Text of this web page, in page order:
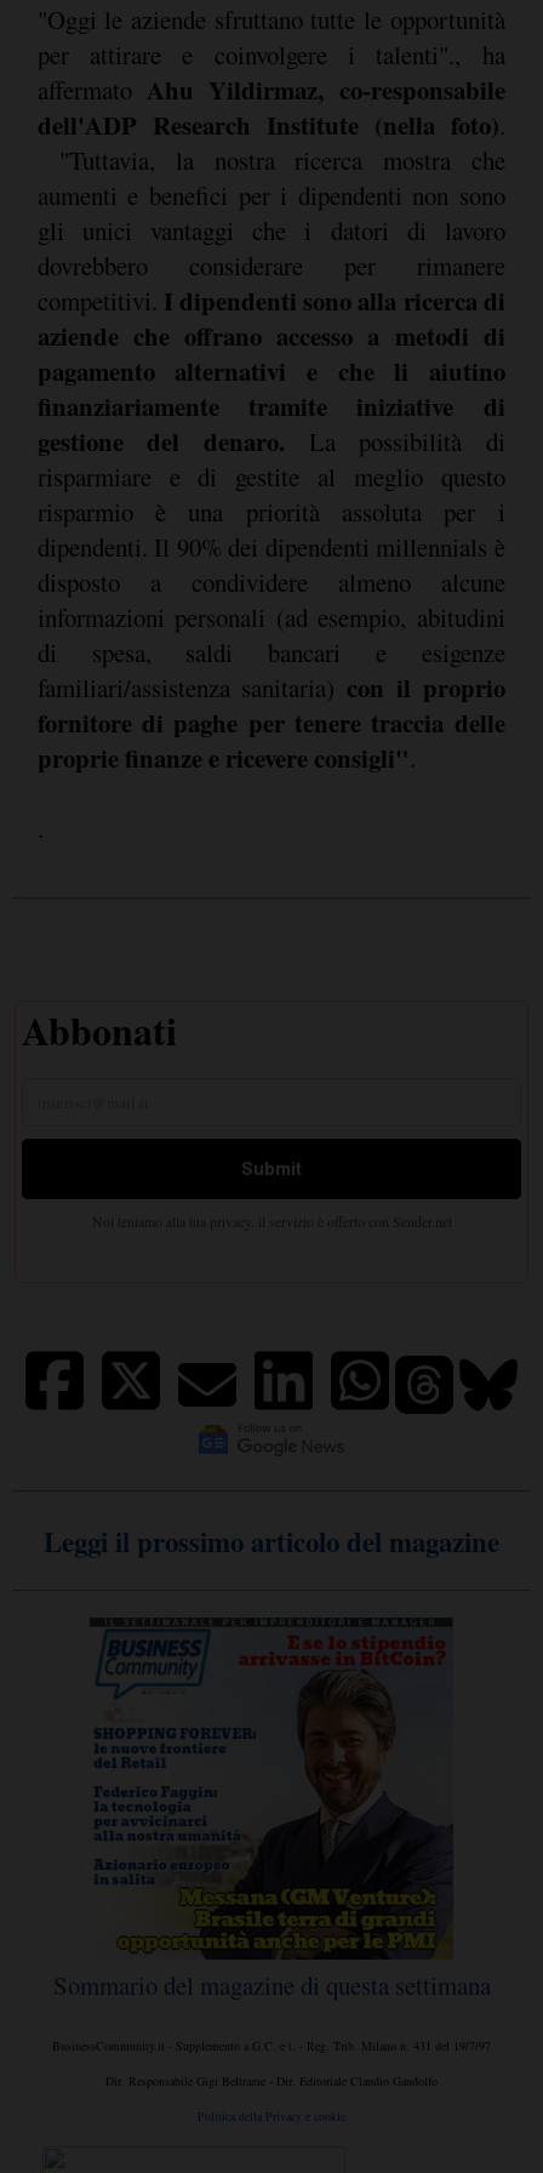
"Oggi le aziende sfruttano tutte le opportunità
per attirare e coinvolgere i talenti"., ha
affermato Ahu Yildirmaz, co-responsabile
dell'ADP Research Institute (nella foto).
"Tuttavia, la nostra ricerca mostra che
aumenti e benefici per i dipendenti non sono
gli unici vantaggi che i datori di lavoro
dovrebbero considerare per rimanere
competitivi. I dipendenti sono alla ricerca di
aziende che offrano accesso a metodi di
pagamento alternativi e che li aiutino
finanziariamente tramite iniziative di
gestione del denaro. La possibilità di
risparmiare e di gestite al meglio questo
risparmio è una priorità assoluta per i
dipendenti. Il 90% dei dipendenti millennials è
disposto a condividere almeno alcune
informazioni personali (ad esempio, abitudini
di spesa, saldi bancari e esigenze
familiari/assistenza sanitaria) con il proprio
fornitore di paghe per tenere traccia delle
proprie finanze e ricevere consigli".
.
Leggi il prossimo articolo del magazine
Sommario del magazine di questa settimana
BusinessCommunity.it - Supplemento a G.C. e t. - Reg. Trib. Milano n. 431 del 19/7/97
Dir. Responsabile Gigi Beltrame - Dir. Editoriale Claudio Gandolfo
Politica della Privacy e cookie